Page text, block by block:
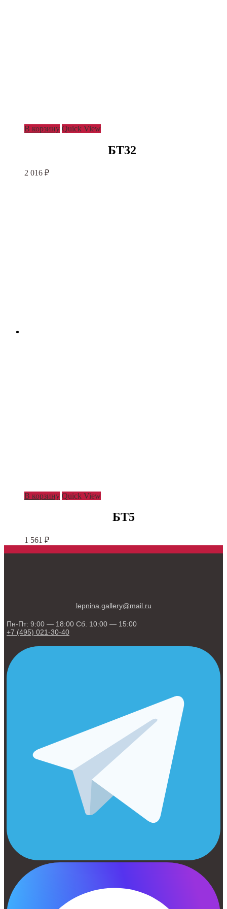
В корзину Quick View
БТ32
2 016 ₽
В корзину Quick View
БТ5
1 561 ₽
lepnina.gallery@mail.ru
Пн-Пт: 9:00 — 18:00 Сб. 10:00 — 15:00
+7 (495) 021-30-40